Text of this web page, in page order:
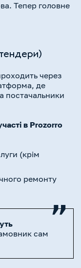
Тепер головне
через
де
постачальники
в Prozorro
(крім
ремонту
сам